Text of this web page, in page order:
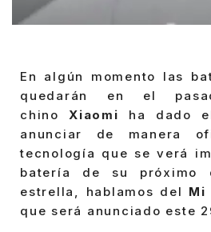
En algún momento las
quedarán en el
chinoXiaomi ha dado
anunciar de manera
tecnología que se verá
batería de su próximo
estrella, hablamos del Mi
que será anunciado este